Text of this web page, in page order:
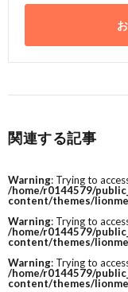
関連する記事
Warning: Trying to
/home/r0144579/
content/themes/
Warning: Trying to
/home/r0144579/
content/themes/
Warning: Trying to
/home/r0144579/
content/themes/